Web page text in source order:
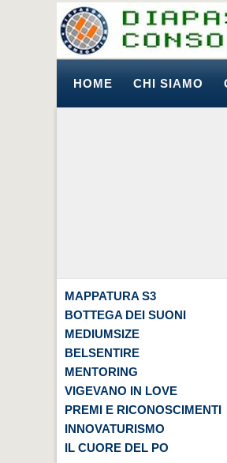
HOME CHI SIAMO
MAPPATURA S3
BOTTEGA DEI SUONI
MEDIUMSIZE
BELSENTIRE
MENTORING
VIGEVANO IN LOVE
PREMI E RICONOSCIMENTI
INNOVATURISMO
IL CUORE DEL PO